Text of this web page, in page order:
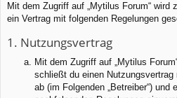
Mit dem Zugriff auf „Mytilus Forum“ wird
ein Vertrag mit folgenden Regelungen
1. Nutzungsvertrag
Mit dem Zugriff auf „Mytilus
schließt du einen
ab (im Folgenden „Betreiber“) und